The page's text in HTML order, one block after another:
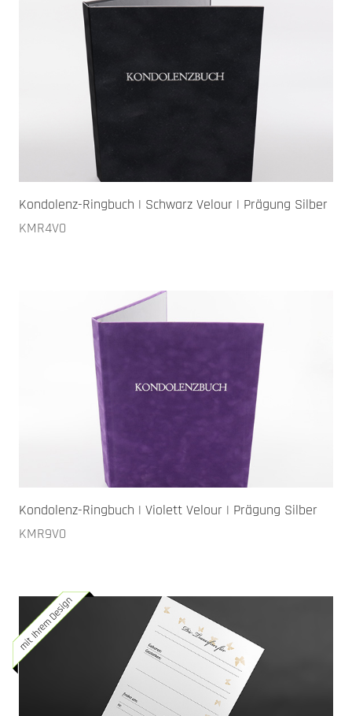
Kondolenz-Ringbuch | Schwarz Velour | Prägung Silber
KMR4V0
Kondolenz-Ringbuch | Violett Velour | Prägung Silber
KMR9V0
mit Ihrem Design